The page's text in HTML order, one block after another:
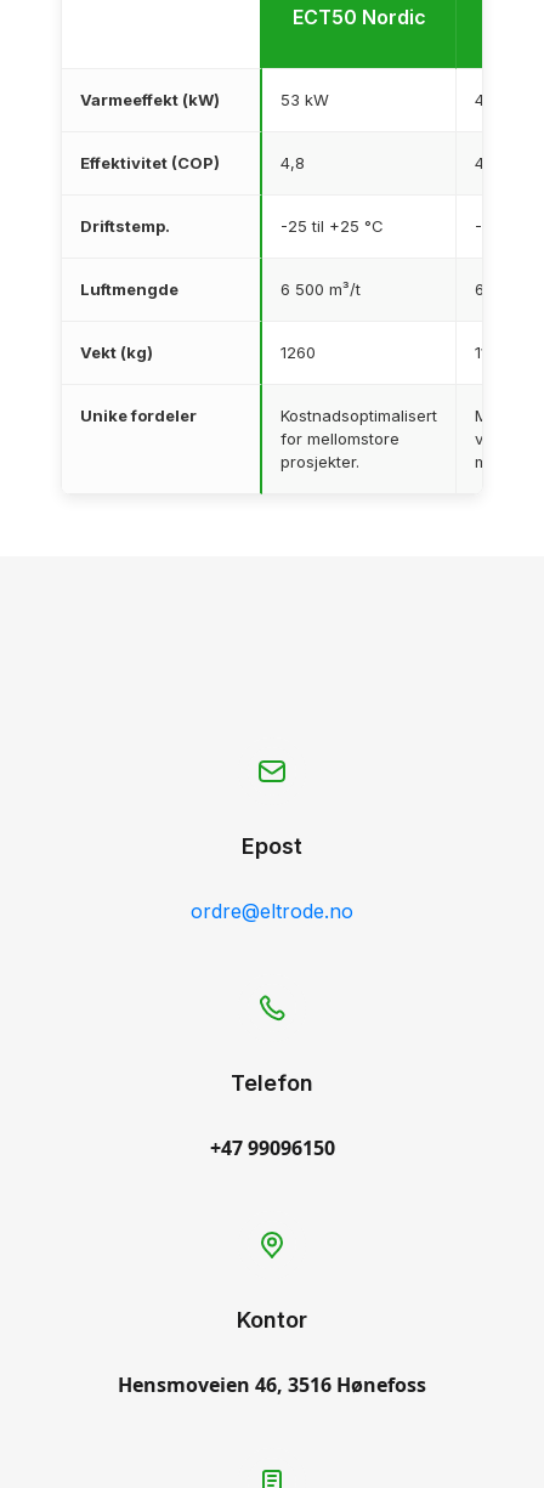
ECT50 Nordic
Varmeeffekt (kW) 53 kW 49 kW
Effektivitet (COP) 4,8 4,8
Driftstemp. -25 til +25 °C -25 til
Luftmengde 6 500 m³/t 6 500
Vekt (kg) 1260 1160
Unike fordeler
Kostnadsoptimalisert
for mellomstore
prosjekter.
mindre
Epost
ordre@eltrode.no
Telefon
+47 99096150
Kontor
Hensmoveien 46, 3516 Hønefoss